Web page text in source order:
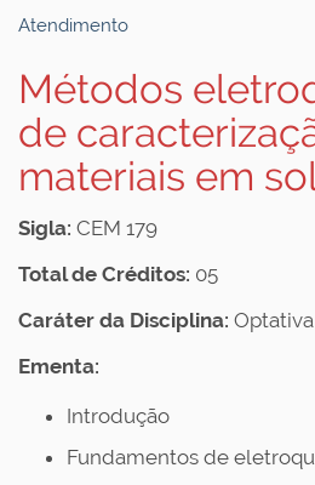
Atendimento
Métodos
de
materiais em
Sigla: CEM 179
Total de Créditos: 05
Caráter da Disciplina: Optativa
Ementa:
Introdução
Fundamentos de